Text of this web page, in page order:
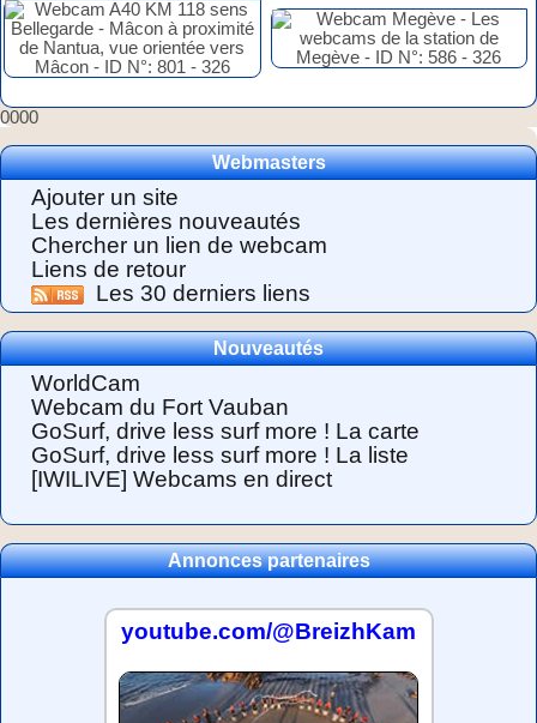
0000
Webmasters
Ajouter un site
Les dernières nouveautés
Chercher un lien de webcam
Liens de retour
Les 30 derniers liens
Nouveautés
WorldCam
Webcam du Fort Vauban
GoSurf, drive less surf more ! La carte
GoSurf, drive less surf more ! La liste
[IWILIVE] Webcams en direct
Annonces partenaires
youtube.com/@BreizhKam